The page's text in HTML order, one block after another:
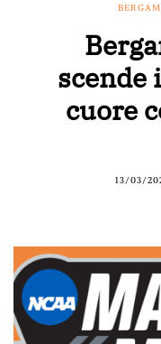
scende
cuore
13/03/